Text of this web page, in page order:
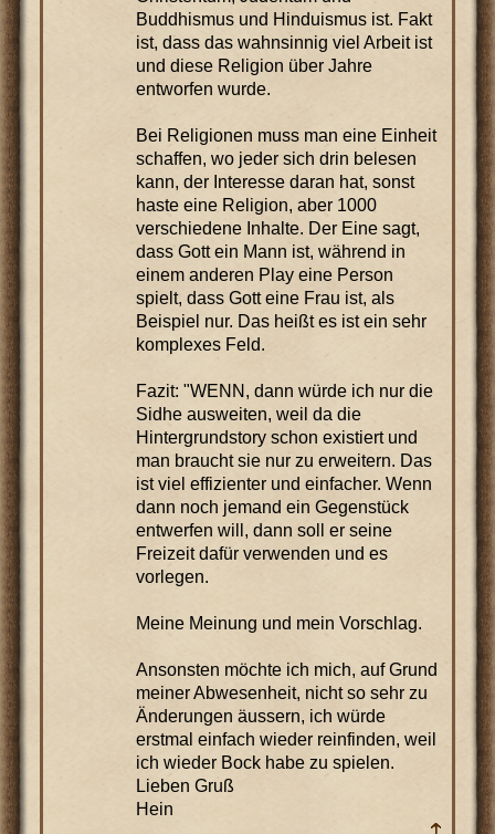
Buddhismus und Hinduismus ist. Fakt
ist, dass das wahnsinnig viel Arbeit ist
und diese Religion über Jahre
entworfen wurde.
Bei Religionen muss man eine Einheit
schaffen, wo jeder sich drin belesen
kann, der Interesse daran hat, sonst
haste eine Religion, aber 1000
verschiedene Inhalte. Der Eine sagt,
dass Gott ein Mann ist, während in
einem anderen Play eine Person
spielt, dass Gott eine Frau ist, als
Beispiel nur. Das heißt es ist ein sehr
komplexes Feld.
Fazit: "WENN, dann würde ich nur die
Sidhe ausweiten, weil da die
Hintergrundstory schon existiert und
man braucht sie nur zu erweitern. Das
ist viel effizienter und einfacher. Wenn
dann noch jemand ein Gegenstück
entwerfen will, dann soll er seine
Freizeit dafür verwenden und es
vorlegen.
Meine Meinung und mein Vorschlag.
Ansonsten möchte ich mich, auf Grund
meiner Abwesenheit, nicht so sehr zu
Änderungen äussern, ich würde
erstmal einfach wieder reinfinden, weil
ich wieder Bock habe zu spielen.
Lieben Gruß
Hein